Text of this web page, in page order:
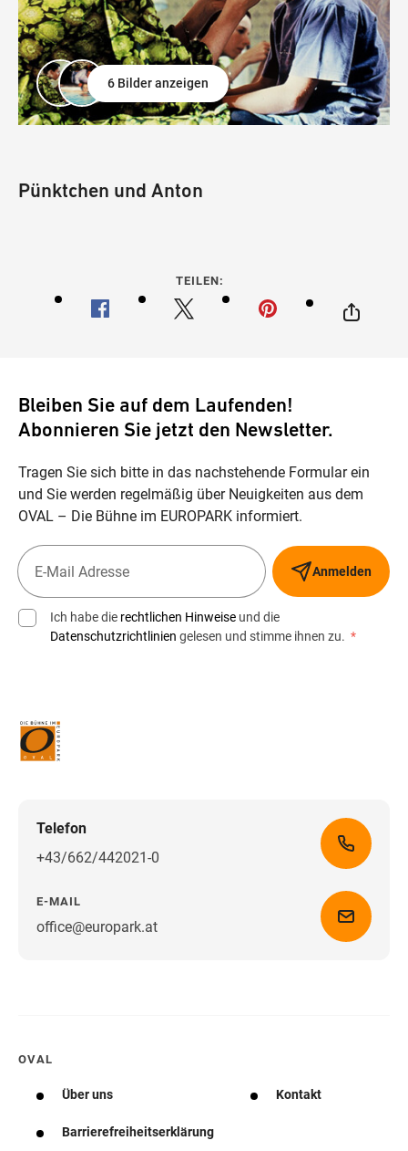
6 Bilder anzeigen
Pünktchen und Anton
TEILEN:
Bleiben Sie auf dem Laufenden!
Abonnieren Sie jetzt den Newsletter.
Tragen Sie sich bitte in das nachstehende Formular ein
und Sie werden regelmäßig über Neuigkeiten aus dem
OVAL – Die Bühne im EUROPARK informiert.
Anmelden
Ich habe die rechtlichen Hinweise und die
Datenschutzrichtlinien gelesen und stimme ihnen zu. *
Telefon
+43/662/442021-0
E-MAIL
office@europark.atWegbeschreibung erhalten
OVAL
Über uns Kontakt
Barrierefreiheitserklärung